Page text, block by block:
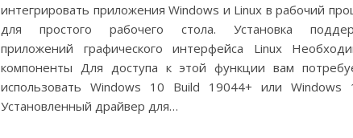
интегрировать приложения Windows и Linux в рабочий
для простого рабочего стола. Установка
приложений графического интерфейса Linux
компоненты Для доступа к этой функции вам
использовать Windows 10 Build 19044+ или Windows
Установленный драйвер для…